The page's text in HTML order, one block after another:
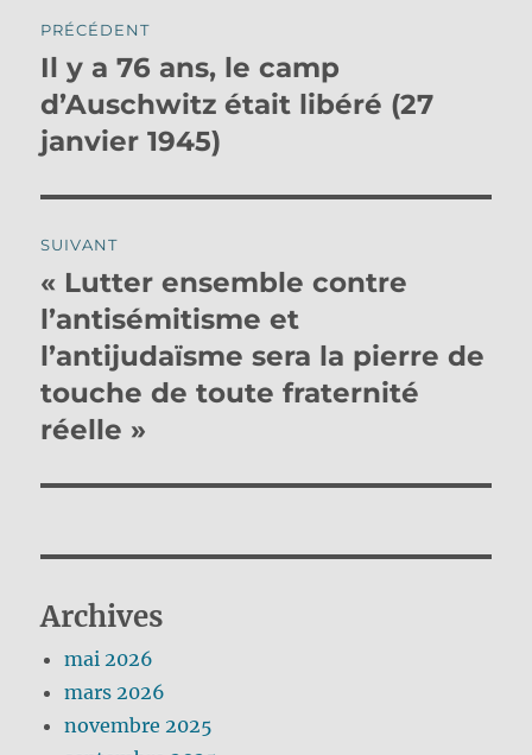
de
l’article
PRÉCÉDENT
Publication
précédente :
Il y a 76 ans, le camp
d’Auschwitz était libéré (27
janvier 1945)
SUIVANT
Publication
suivante :
« Lutter ensemble contre
l’antisémitisme et
l’antijudaïsme sera la pierre de
touche de toute fraternité
réelle »
Archives
mai 2026
mars 2026
novembre 2025